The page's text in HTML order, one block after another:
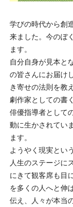
学びの時代から創
来ました。今のぼ
ます。
自分自身が見本と
の皆さんにお届け
き寄せの法則を教
劇作家としての書
俳優指導者として
動に生かされてい
ます。
ようやく現実とい
人生のステージに
にきて観客席も目
を多くの人へと伸
伝え、人々が本当